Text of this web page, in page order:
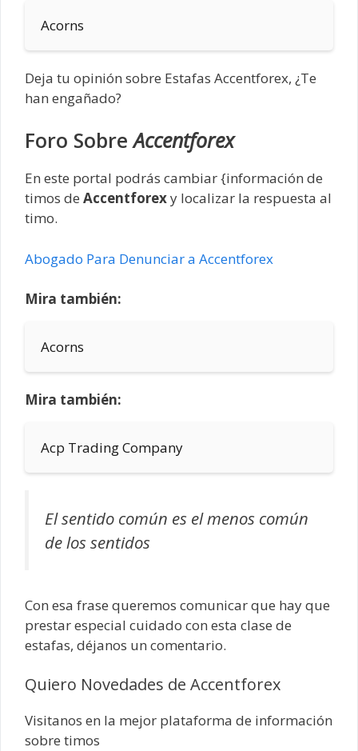
Acorns
Deja tu opinión sobre Estafas Accentforex, ¿Te
han engañado?
Foro SobreAccentforex
En este portal podrás cambiar {información de
timos de Accentforexy localizar la respuesta al
timo.
Abogado Para Denunciar a Accentforex
Mira también:
Acorns
Mira también:
Acp Trading Company
El sentido común es el menos común
de los sentidos
Con esa frase queremos comunicar que hay que
prestar especial cuidado con esta clase de
estafas, déjanos un comentario.
Quiero Novedades de Accentforex
Visitanos en la mejor plataforma de información
sobre timos